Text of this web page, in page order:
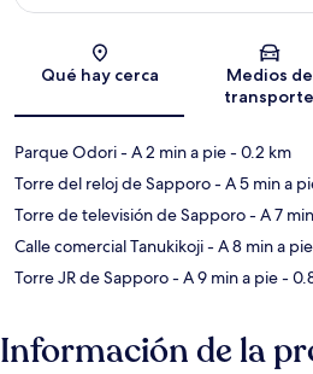
Qué hay cerca
Medios de
transporte
Parque Odori- A 2 min a pie- 0.2 km
Torre del reloj de Sapporo- A 5 min a
Torre de televisión de Sapporo- A 7
Calle comercial Tanukikoji- A 8 min a pie
Torre JR de Sapporo- A 9 min a pie-
Información de la